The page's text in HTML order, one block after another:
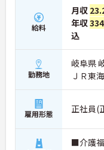
給料
月収
年収
込
勤務地
岐阜県
ＪＲ東
雇用形態 正社員(
■介護